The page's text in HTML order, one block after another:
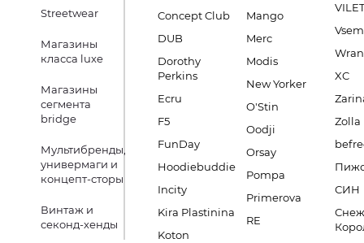
Streetwear
Магазины
класса luxe
Магазины
сегмента
bridge
Мультибренды,
универмаги и
концепт-сторы
Винтаж и
секонд-хенды
Concept Club
DUB
Dorothy
Perkins
Ecru
F5
FunDay
Hoodiebuddie
Incity
Kira Plastinina
Koton
Mango
Merc
Modis
New Yorker
O'Stin
Oodji
Orsay
Pompa
Primerova
RE
VILET
XC
Zolla
СИН